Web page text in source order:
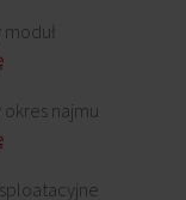
okres najmu